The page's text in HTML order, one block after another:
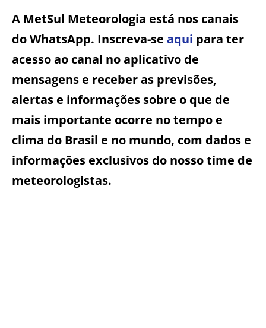
A MetSul Meteorologia está nos canais
do WhatsApp. Inscreva-se aqui para ter
acesso ao canal no aplicativo de
mensagens e receber as previsões,
alertas e informações sobre o que de
mais importante ocorre no tempo e
clima do Brasil e no mundo, com dados e
informações exclusivos do nosso time de
meteorologistas.